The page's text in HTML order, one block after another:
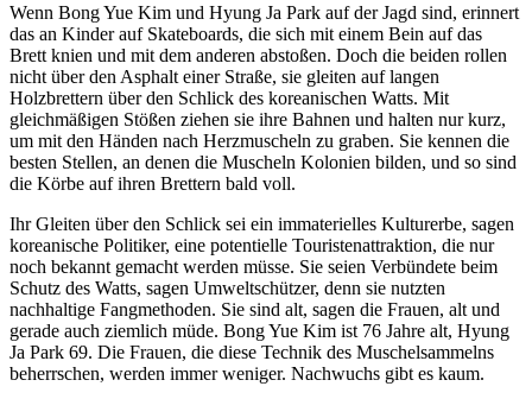
Wenn Bong Yue Kim und Hyung Ja Park auf der Jagd sind, erinnert
das an Kinder auf Skateboards, die sich mit einem Bein auf das
Brett knien und mit dem anderen abstoßen. Doch die beiden rollen
nicht über den Asphalt einer Straße, sie gleiten auf langen
Holzbrettern über den Schlick des koreanischen Watts. Mit
gleichmäßigen Stößen ziehen sie ihre Bahnen und halten nur kurz,
um mit den Händen nach Herzmuscheln zu graben. Sie kennen die
besten Stellen, an denen die Muscheln Kolonien bilden, und so sind
die Körbe auf ihren Brettern bald voll.
Ihr Gleiten über den Schlick sei ein immaterielles Kulturerbe, sagen
koreanische Politiker, eine potentielle Touristenattraktion, die nur
noch bekannt gemacht werden müsse. Sie seien Verbündete beim
Schutz des Watts, sagen Umweltschützer, denn sie nutzten
nachhaltige Fangmethoden. Sie sind alt, sagen die Frauen, alt und
gerade auch ziemlich müde. Bong Yue Kim ist 76 Jahre alt, Hyung
Ja Park 69. Die Frauen, die diese Technik des Muschelsammelns
beherrschen, werden immer weniger. Nachwuchs gibt es kaum.